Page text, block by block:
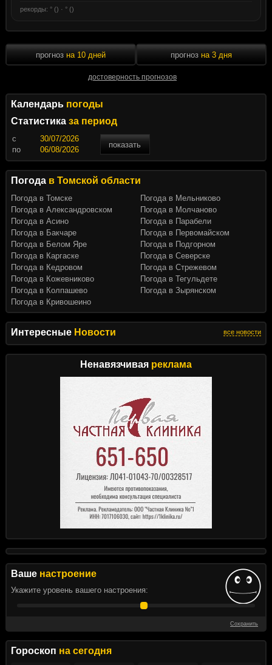
Интересные Новости все новости
Ненавязчивая реклама
Ваше настроение
Укажите уровень вашего настроения:
Сохранить
Гороскоп на сегодня
рекорды: ° () · ° ()
прогноз на 10 дней
достоверность прогнозов
прогноз на 3 дня
Календарь погоды
Статистика за период
c
показать
по
Погода в Томской области
Погода в Томске
Погода в Александровском
Погода в Асино
Погода в Бакчаре
Погода в Белом Яре
Погода в Каргаске
Погода в Кедровом
Погода в Кожевниково
Погода в Колпашево
Погода в Кривошеино
Погода в Мельниково
Погода в Молчаново
Погода в Парабели
Погода в Первомайском
Погода в Подгорном
Погода в Северске
Погода в Стрежевом
Погода в Тегульдете
Погода в Зырянском